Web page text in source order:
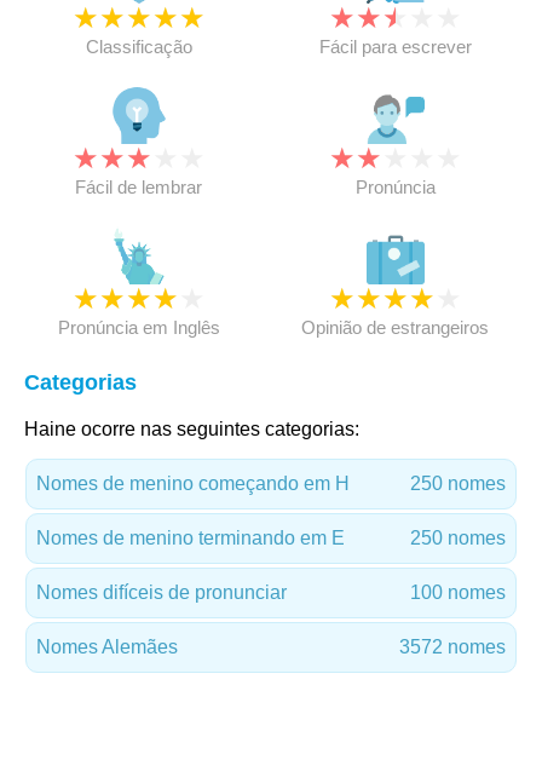
★★★★★
Classificação
★★★
Fácil para escrever
★★★
Fácil de lembrar
★★
Pronúncia
★★★★
Pronúncia em Inglês
★★★★
Opinião de estrangeiros
Categorias
Haine ocorre nas seguintes categorias:
Nomes de menino começando em H 250 nomes
Nomes de menino terminando em E 250 nomes
Nomes difíceis de pronunciar 100 nomes
Nomes Alemães 3572 nomes